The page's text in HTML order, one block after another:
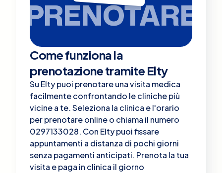
PRENOTARE
Come funziona la
prenotazione tramite Elty
Su Elty puoi prenotare una visita medica
facilmente confrontando le cliniche più
vicine a te. Seleziona la clinica e l'orario
per prenotare online o chiama il numero
0297133028. Con Elty puoi fissare
appuntamenti a distanza di pochi giorni
senza pagamenti anticipati. Prenota la tua
visita e paga in clinica il giorno